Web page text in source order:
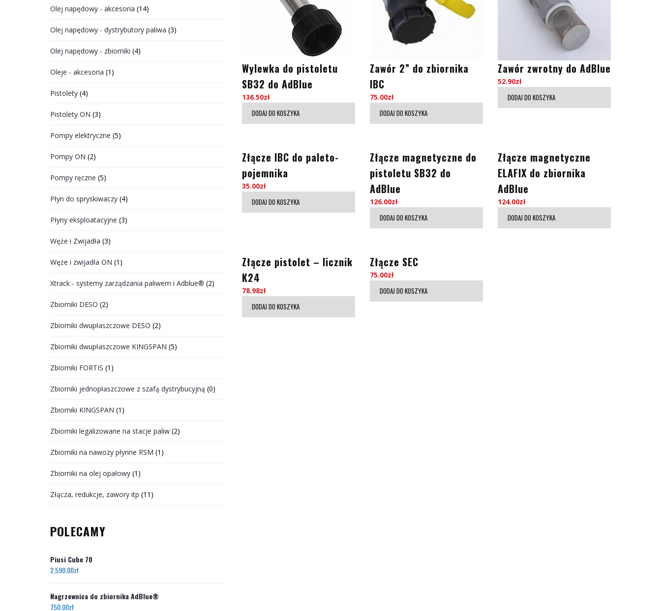
Olej napędowy - akcesoria (14)
Olej napędowy - dystrybutory paliwa (3)
Olej napędowy - zbiorniki (4)
Oleje - akcesoria (1)
Pistolety (4)
Pistolety ON (3)
Pompy elektryczne (5)
Pompy ON (2)
Pompy ręczne (5)
Płyn do spryskiwaczy (4)
Płyny eksploatacyjne (3)
Węże i Zwijadła (3)
Węże i zwijadła ON (1)
Xtrack - systemy zarządzania paliwem i Adblue® (2)
Zbiorniki DESO (2)
Zbiorniki dwupłaszczowe DESO (2)
Zbiorniki dwupłaszczowe KINGSPAN (5)
Zbiorniki FORTIS (1)
Zbiorniki jednopłaszczowe z szafą dystrybucyjną (0)
Zbiorniki KINGSPAN (1)
Zbiorniki legalizowane na stacje paliw (2)
Zbiorniki na nawozy płynne RSM (1)
Zbiorniki na olej opałowy (1)
Złącza, redukcje, zawory itp (11)
POLECAMY
Piusi Cube 70
2,590.00zł
Nagrzewnica do zbiornika AdBlue®
750.00zł
Wylewka do pistoletu
SB32 do AdBlue
136.50zł
DODAJ DO KOSZYKA
Zawór 2” do zbiornika
IBC
75.00zł
DODAJ DO KOSZYKA
Zawór zwrotny do AdBlue
52.90zł
DODAJ DO KOSZYKA
Złącze IBC do paleto-
pojemnika
35.00zł
DODAJ DO KOSZYKA
Złącze magnetyczne do
pistoletu SB32 do
AdBlue
126.00zł
DODAJ DO KOSZYKA
Złącze magnetyczne
ELAFIX do zbiornika
AdBlue
124.00zł
DODAJ DO KOSZYKA
Złącze pistolet – licznik
K24
78.98zł
DODAJ DO KOSZYKA
Złącze SEC
75.00zł
DODAJ DO KOSZYKA